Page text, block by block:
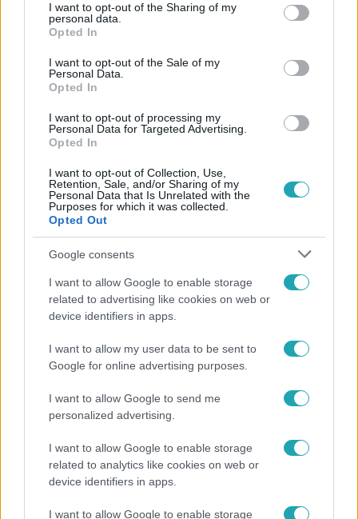
not limited to your visit or usage behaviour. You may click to
grant or deny consent to Google and its third-party tags to
use your data for below specified purposes in below Google
consent section.
I want to opt-out of the Sharing of my
personal data.
Opted In
I want to opt-out of the Sale of my
Personal Data.
Opted In
I want to opt-out of processing my
Personal Data for Targeted Advertising.
Opted In
I want to opt-out of Collection, Use,
Retention, Sale, and/or Sharing of my
Personal Data that Is Unrelated with the
Purposes for which it was collected.
Opted Out
Google consents
I want to allow Google to enable storage
related to advertising like cookies on web or
device identifiers in apps.
I want to allow my user data to be sent to
Google for online advertising purposes.
I want to allow Google to send me
personalized advertising.
I want to allow Google to enable storage
related to analytics like cookies on web or
device identifiers in apps.
I want to allow Google to enable storage
aki szeret másoknak adni
Legacy Award-díjjal tért haza Párizsból. Ezek a hajas
szakma legmagasabb elismerései. Laci nem gondolta,
hallotta, amikor a színapdra hívták. A barátai szólta neki,
hogy menjen átvenni a díjat. A szakmával kapcsolatban
gyorstalpalós képzéseket.
9:49
2022. augusztus 2. 19:09
hullámra vágyik
újra divatossá kezd válni a fiatalok körében.